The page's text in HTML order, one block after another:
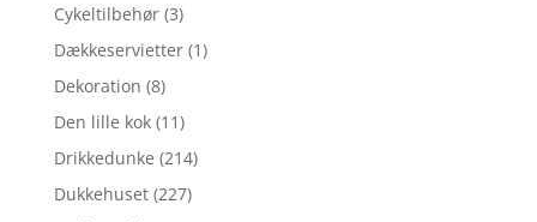
Cykeltilbehør (3)
Dækkeservietter (1)
Dekoration (8)
Den lille kok (11)
Drikkedunke (214)
Dukkehuset (227)